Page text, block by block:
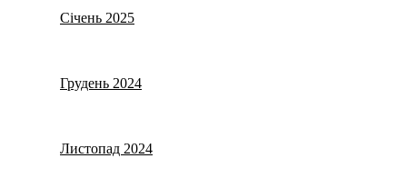
Січень 2025
Грудень 2024
Листопад 2024